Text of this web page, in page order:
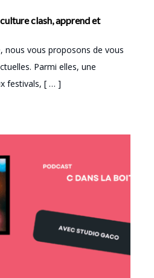
clash, apprend et
nous vous proposons de vous
Parmi elles, une
festivals, [ … ]